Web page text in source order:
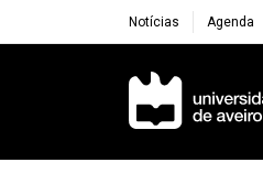
Notícias Agenda
Navegação